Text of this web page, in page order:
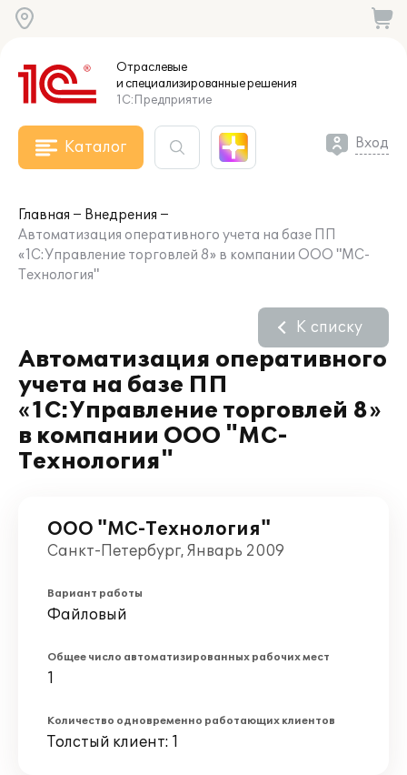
Отраслевые
и специализированныерешения
1С:Предприятие
Каталог Вход
Главная
Внедрения
Автоматизация оперативного учета на базе ПП
«1С:Управление торговлей 8» в компании ООО "МС-
Технология"
Автоматизация оперативного
учета на базе ПП
«1С:Управление торговлей 8»
в компании ООО "МС-
Технология"
К списку
ООО "МС-Технология"
Санкт-Петербург, Январь 2009
Вариант работы
Файловый
Общее число автоматизированных рабочих мест
1
Количество одновременно работающих клиентов
Толстый клиент: 1